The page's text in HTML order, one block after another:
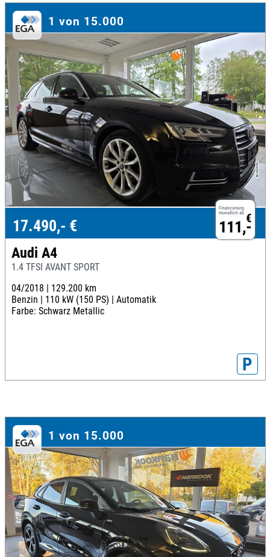
1 von 15.000
Finanzierung
monatlich ab €
111,-
17.490,- €
Audi A4
1.4 TFSI AVANT SPORT
04/2018 | 129.200 km
Benzin | 110 kW (150 PS) | Automatik
Farbe: Schwarz Metallic
P
1 von 15.000